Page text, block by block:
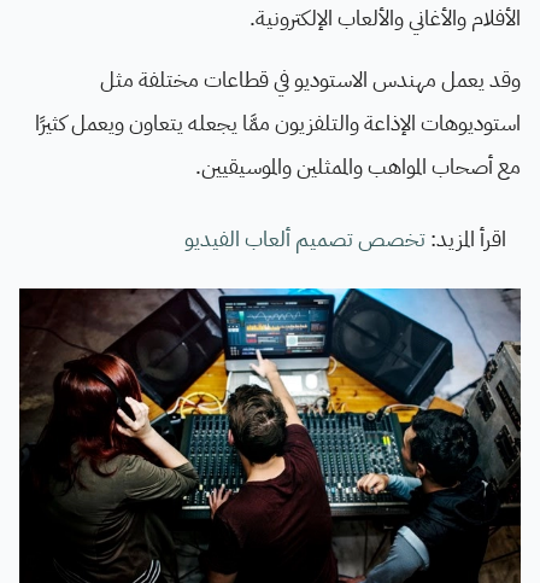
الأفلام والأغاني والألعاب الإلكترونية.
وقد يعمل مهندس الاستوديو في قطاعات مختلفة مثل
استوديوهات الإذاعة والتلفزيون ممَّا يجعله يتعاون ويعمل كثيرًا
مع أصحاب المواهب والممثلين والموسيقيين.
اقرأ المزيد:تخصص تصميم ألعاب الفيديو